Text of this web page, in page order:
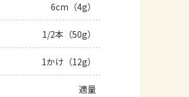
トーク
よくあるお問い合わせ
6cm（4g）
1/2本（50g）
1かけ（12g）
適量